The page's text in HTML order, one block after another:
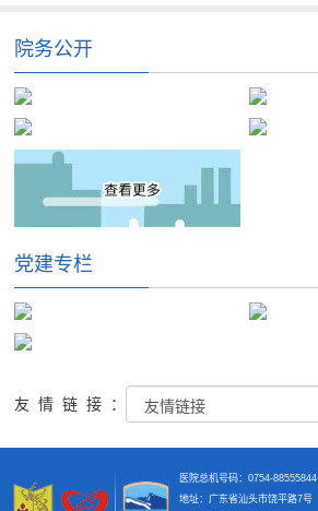
院务公开
党建专栏
友情链接：
医院总机号码：0754-88555844
地址：广东省汕头市饶平路7号